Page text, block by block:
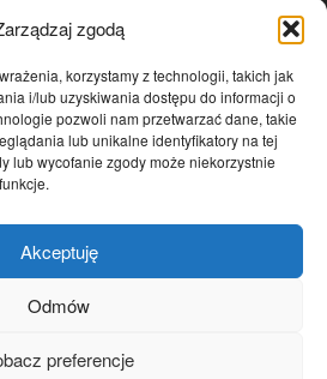
zgodą
korzystamy z technologii, takich jak
i/lub uzyskiwania dostępu do informacji o
pozwoli nam przetwarzać dane, takie
lub unikalne identyfikatory na tej
lub wycofanie zgody może niekorzystnie
Akceptuję
Odmów
preferencje
4601
4363
3639
2823